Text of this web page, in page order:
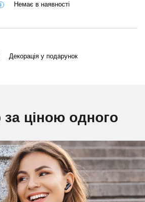
Немає в наявності
Декорація у подарунок
за ціною одного